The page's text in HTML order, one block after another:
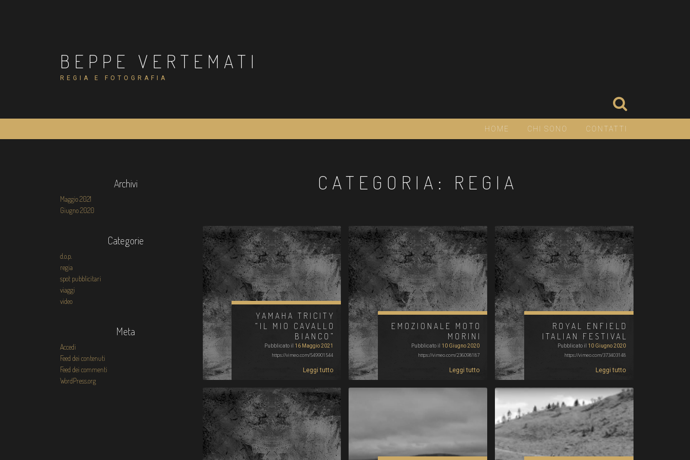
BEPPE VERTEMATI
REGIA E FOTOGRAFIA
HOME CHI SONO CONTATTI
Archivi
Maggio 2021
Giugno 2020
Categorie
d.o.p.
regia
spot pubblicitari
viaggi
video
Meta
Accedi
Feed dei contenuti
Feed dei commenti
WordPress.org
CATEGORIA: REGIA
YAMAHA TRICITY
“IL MIO CAVALLO
BIANCO”
Pubblicato il 16 Maggio 2021
https://vimeo.com/549901544
Leggi tutto
EMOZIONALE MOTO
MORINI
Pubblicato il 10 Giugno 2020
https://vimeo.com/236098187
Leggi tutto
ROYAL ENFIELD
ITALIAN FESTIVAL
Pubblicato il 10 Giugno 2020
https://vimeo.com/373403148
Leggi tutto